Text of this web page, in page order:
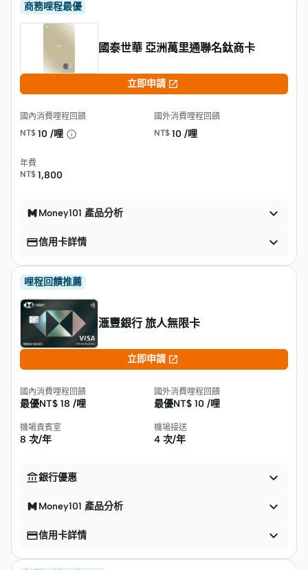
商務哩程最優
國泰世華 亞洲萬里通聯名鈦商卡
立即申請 
國內消費哩程回饋
NT$ 10 /哩
國外消費哩程回饋
NT$ 10 /哩
年費
NT$ 1,800
Money101 產品分析 
信用卡詳情 
哩程回饋推薦
滙豐銀行 旅人無限卡
立即申請 
國內消費哩程回饋
最優NT$ 18 /哩
國外消費哩程回饋
最優NT$ 10 /哩
機場貴賓室
8 次/年
機場接送
4 次/年
銀行優惠 
Money101 產品分析 
信用卡詳情 